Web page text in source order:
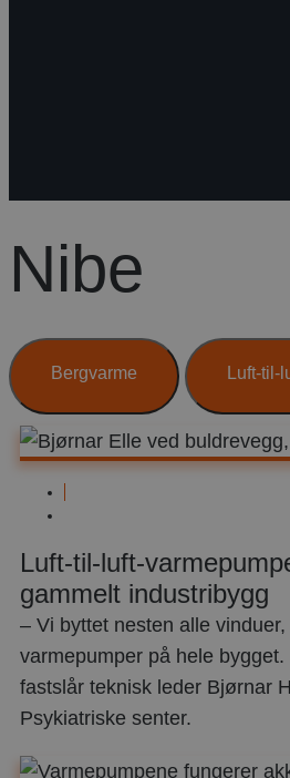
Nibe
Bergvarme Luft-til-
2023
Luft-til-luft-
gammelt industribygg
– Vi byttet nesten alle
varmepumper på hele
fastslår teknisk leder Bjørnar
Psykiatriske senter.